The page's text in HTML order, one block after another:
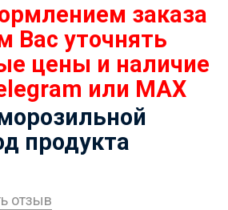
заказа
Вас уточнять
цены и наличие
или MAX
продукта
отзыв